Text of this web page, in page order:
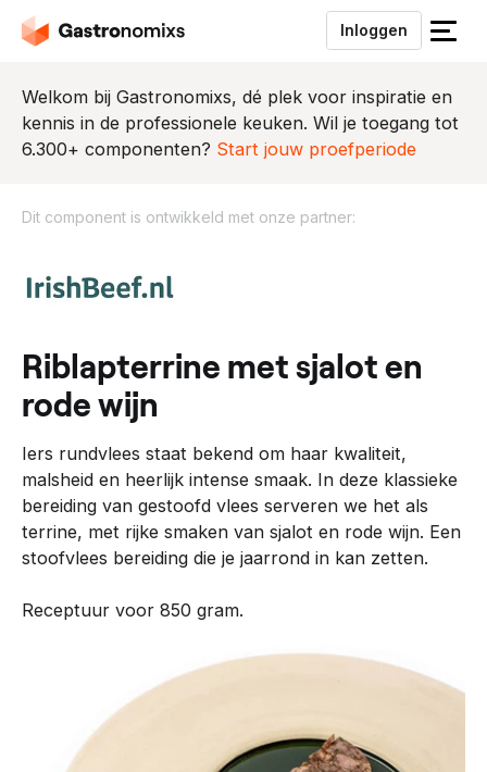
Inloggen
S
u
i
Welkom bij Gastronomixs, dé plek voor inspiratie en
kennis in de professionele keuken. Wil je toegang tot
6.300+ componenten? Start jouw proefperiode
Dit component is ontwikkeld met onze partner:
t
o
m
p
n
e
n
t
i
o
riblapterrine met sjalot en
rode wijn
Iers rundvlees staat bekend om haar kwaliteit,
malsheid en heerlijk intense smaak. In deze klassieke
bereiding van gestoofd vlees serveren we het als
terrine, met rijke smaken van sjalot en rode wijn. Een
stoofvlees bereiding die je jaarrond in kan zetten.
Receptuur voor 850 gram.